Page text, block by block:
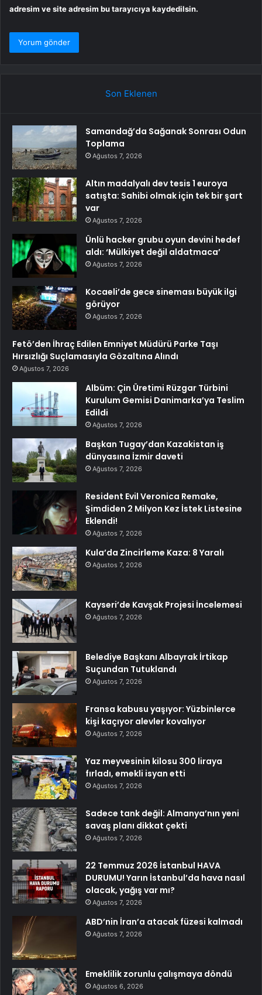
adresim ve site adresim bu tarayıcıya kaydedilsin.
Son Eklenen
Samandağ’da Sağanak Sonrası Odun
Toplama
Ağustos 7, 2026
Altın madalyalı dev tesis 1 euroya
satışta: Sahibi olmak için tek bir şart
var
Ağustos 7, 2026
Ünlü hacker grubu oyun devini hedef
aldı: ‘Mülkiyet değil aldatmaca’
Ağustos 7, 2026
Kocaeli’de gece sineması büyük ilgi
görüyor
Ağustos 7, 2026
Fetö’den İhraç Edilen Emniyet Müdürü Parke Taşı
Hırsızlığı Suçlamasıyla Gözaltına Alındı
Ağustos 7, 2026
Albüm: Çin Üretimi Rüzgar Türbini
Kurulum Gemisi Danimarka’ya Teslim
Edildi
Ağustos 7, 2026
Başkan Tugay’dan Kazakistan iş
dünyasına İzmir daveti
Ağustos 7, 2026
Resident Evil Veronica Remake,
Şimdiden 2 Milyon Kez İstek Listesine
Eklendi!
Ağustos 7, 2026
Kula’da Zincirleme Kaza: 8 Yaralı
Ağustos 7, 2026
Kayseri’de Kavşak Projesi İncelemesi
Ağustos 7, 2026
Belediye Başkanı Albayrak İrtikap
Suçundan Tutuklandı
Ağustos 7, 2026
Fransa kabusu yaşıyor: Yüzbinlerce
kişi kaçıyor alevler kovalıyor
Ağustos 7, 2026
Yaz meyvesinin kilosu 300 liraya
fırladı, emekli isyan etti
Ağustos 7, 2026
Sadece tank değil: Almanya’nın yeni
savaş planı dikkat çekti
Ağustos 7, 2026
22 Temmuz 2026 İstanbul HAVA
DURUMU! Yarın İstanbul’da hava nasıl
olacak, yağış var mı?
Ağustos 7, 2026
ABD’nin İran’a atacak füzesi kalmadı
Ağustos 7, 2026
Emeklilik zorunlu çalışmaya döndü
Ağustos 6, 2026